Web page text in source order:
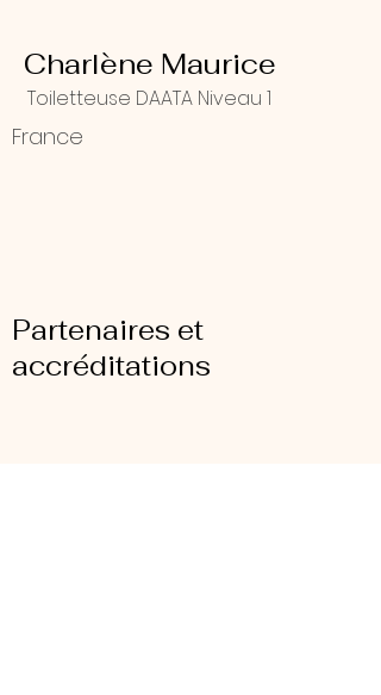
Charlène Maurice
Toiletteuse DAATA Niveau 1
France
Partenaires et
accréditations